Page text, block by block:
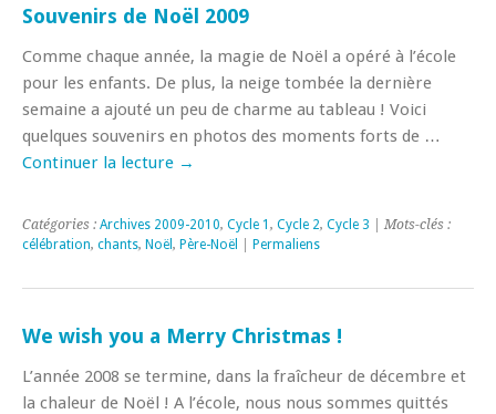
Souvenirs de Noël 2009
Comme chaque année, la magie de Noël a opéré à l’école
pour les enfants. De plus, la neige tombée la dernière
semaine a ajouté un peu de charme au tableau ! Voici
quelques souvenirs en photos des moments forts de …
Continuer la lecture →
Catégories : Archives 2009-2010, Cycle 1 , Cycle 2, Cycle 3 | Mots-clés :
célébration, chants, Noël , Père-Noël Permaliens
We wish you a Merry Christmas !
L’année 2008 se termine, dans la fraîcheur de décembre et
la chaleur de Noël ! A l’école, nous nous sommes quittés